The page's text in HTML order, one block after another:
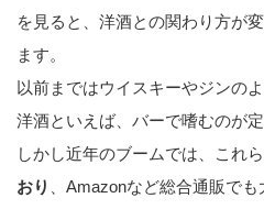
を見ると、洋酒との関わり方が
ます。
以前まではウイスキーやジンの
洋酒といえば、バーで嗜むのが定
しかし近年のブームでは、これ
おり
、Amazonなど総合通販で